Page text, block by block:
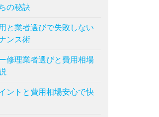
の秘訣
と業者選びで失敗しない
ンス術
修理業者選びと費用相場
ントと費用相場安心で快